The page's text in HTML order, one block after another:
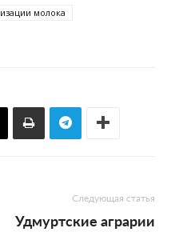
молока
Следующая статья
Удмуртские аграрии